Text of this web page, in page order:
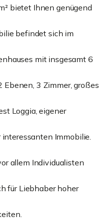
bietet Ihnen genügend
befindet sich im
mit insgesamt 6
Ebenen, 3 Zimmer, großes
Loggia, eigener
interessanten Immobilie.
allem Individualisten
für Liebhaber hoher